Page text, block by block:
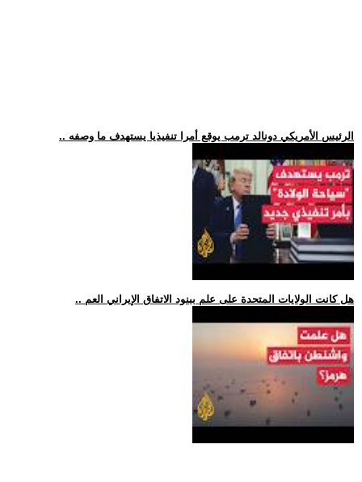
.. الرئيس الأمريكي دونالد ترمب يوقع أمرا تنفيذيا يستهدف ما وصفه
.. هل كانت الولايات المتحدة على علم ببنود الاتفاق الإيراني العم